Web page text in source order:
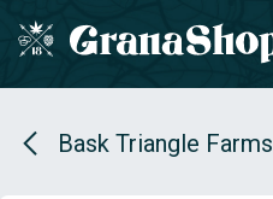
Se rendre au contenu
Bask Triangle Farms